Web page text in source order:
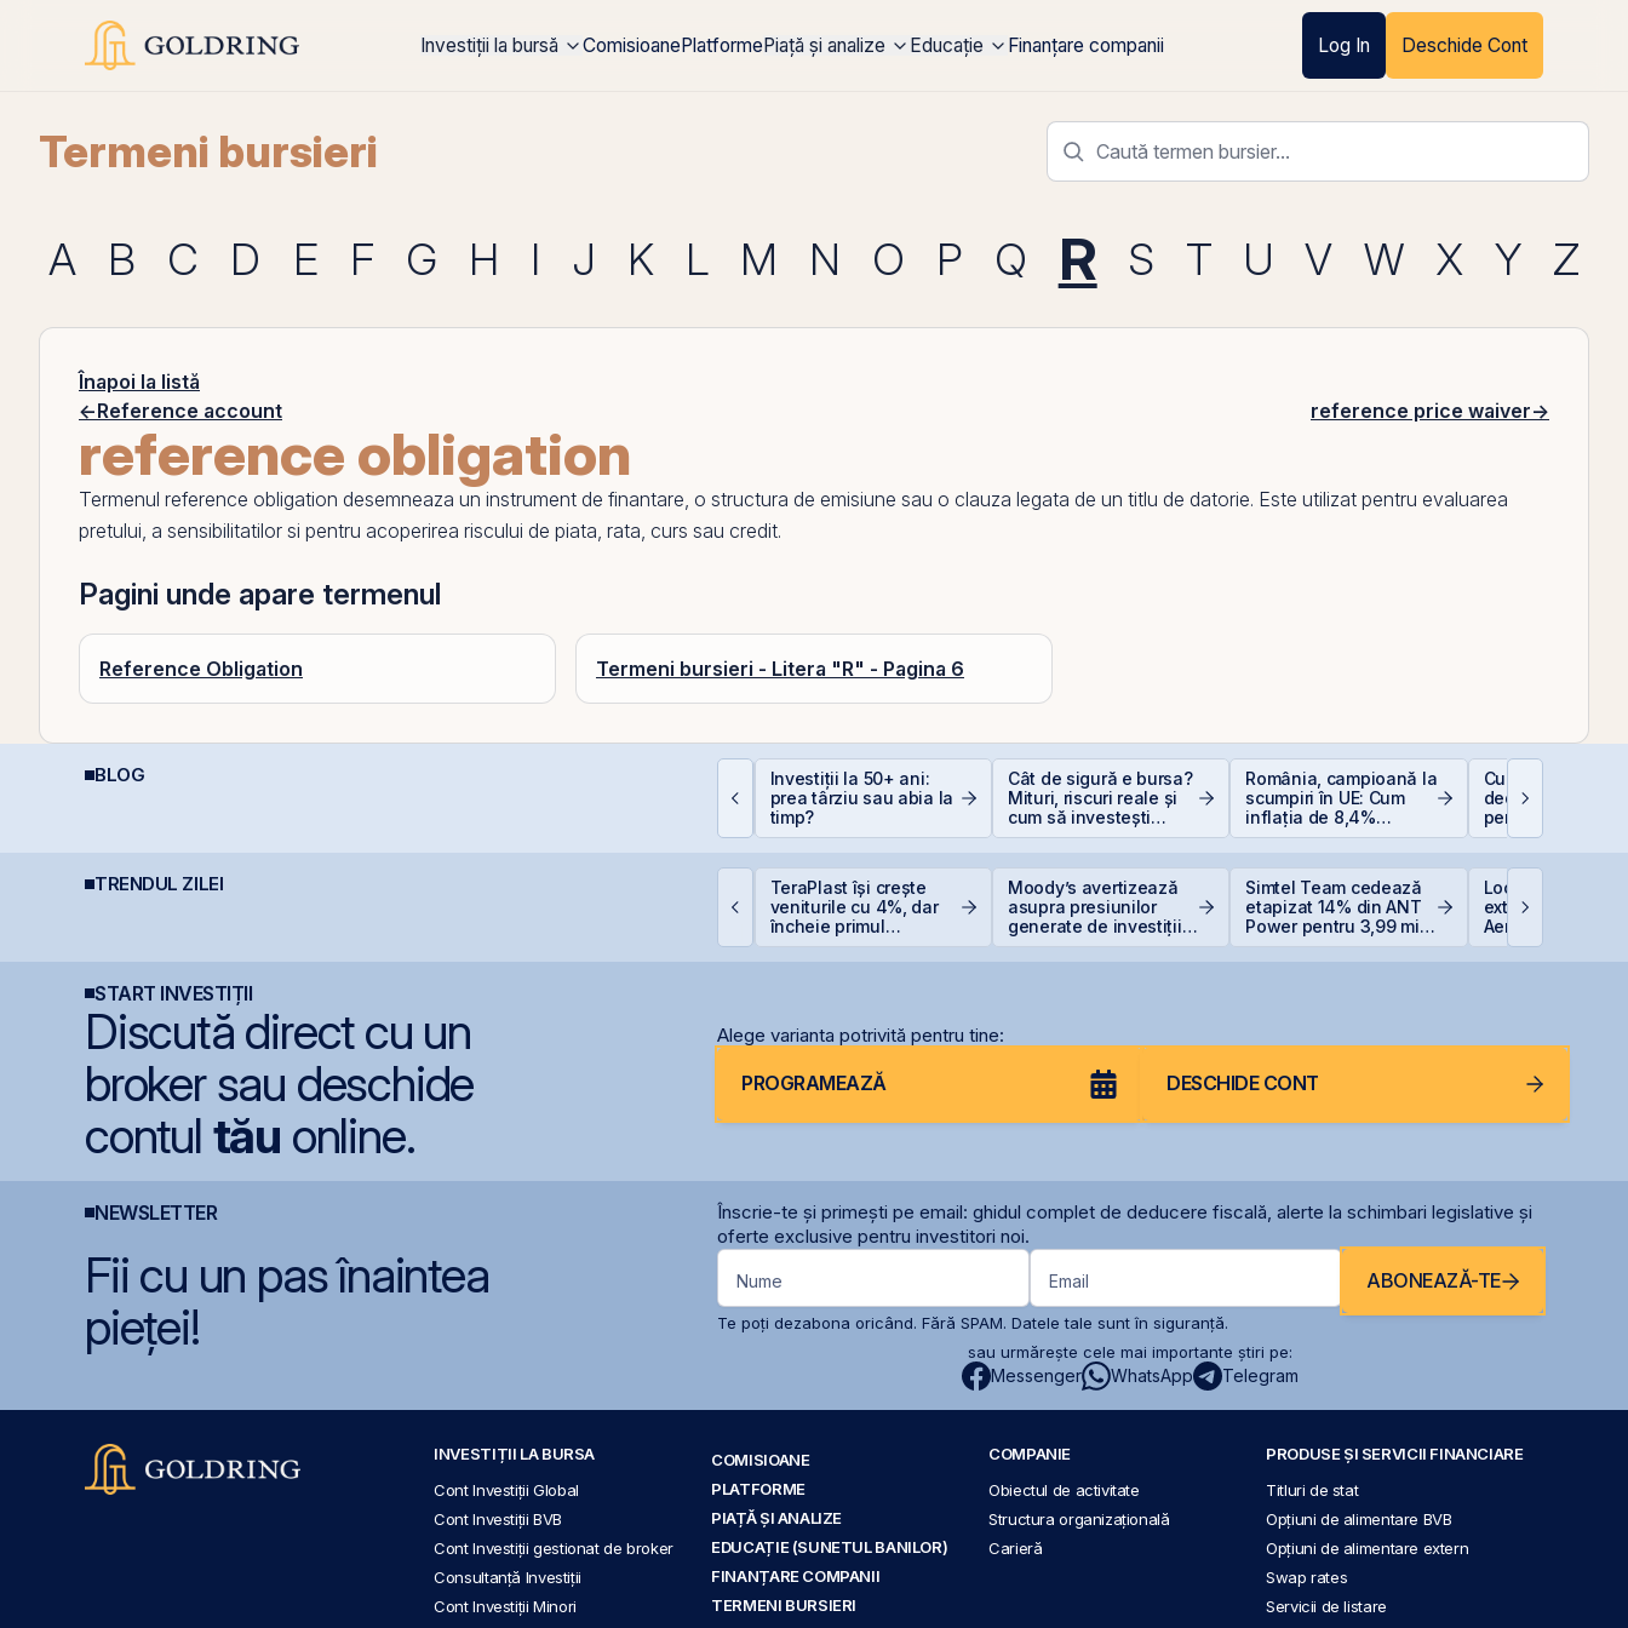
Investiții la bursă ComisioanePlatformePiață și analize Educație Finanțare companii Log In Deschide Cont
Termeni bursieri
A B C D E F G H I J K L M N O P Q R S T U V W X Y Z
Înapoi la listă
←Reference account reference price waiver→
reference obligation
Termenul reference obligation desemneaza un instrument de finantare, o structura de emisiune sau o clauza legata de un titlu de datorie. Este utilizat pentru evaluarea
pretului, a sensibilitatilor si pentru acoperirea riscului de piata, rata, curs sau credit.
Pagini unde apare termenul
Reference Obligation Termeni bursieri - Litera "R" - Pagina 6
BLOG
Cine e eligibil pentru
Investiții la 50+ ani:
prea târziu sau abia la
timp?
Cât de sigură e bursa?
Mituri, riscuri reale și
cum să investești
inteligent
România, campioană la
scumpiri în UE: Cum
inflația de 8,4%
erodează bugetul și
Cum
deducerea
pentru investiții
bursă
TRENDUL ZILEI
One United Properties
TeraPlast își crește
veniturile cu 4%, dar
încheie primul
Moody’s avertizează
asupra presiunilor
generate de investițiile
Simtel Team cedează
etapizat 14% din ANT
Power pentru 3,99 mil.
Lockheed Martin
extinde
Aerostar și
pentru
START INVESTIȚII
Discută direct cu un
broker sau deschide
contul tău online.
Alege varianta potrivită pentru tine:
PROGRAMEAZĂ DESCHIDE CONT
NEWSLETTER
Înscrie-te și primești pe email: ghidul complet de deducere fiscală, alerte la schimbari legislative și
oferte exclusive pentru investitori noi.
Fii cu un pas înaintea
pieței!
Nume Email ABONEAZĂ-TE
Te poți dezabona oricând. Fără SPAM. Datele tale sunt în siguranță.
sau urmărește cele mai importante știri pe:
Messenger WhatsApp Telegram
INVESTIȚII LA BURSA
Cont Investiții Global
Cont Investiții BVB
Cont Investiții gestionat de broker
Consultanță Investiții
Cont Investiții Minori
COMISIOANE
PLATFORME
PIAȚĂ ȘI ANALIZE
EDUCAȚIE (SUNETUL BANILOR)
FINANȚARE COMPANII
TERMENI BURSIERI
COMPANIE
Obiectul de activitate
Structura organizațională
Carieră
PRODUSE ȘI SERVICII FINANCIARE
Titluri de stat
Opțiuni de alimentare BVB
Opțiuni de alimentare extern
Swap rates
Servicii de listare